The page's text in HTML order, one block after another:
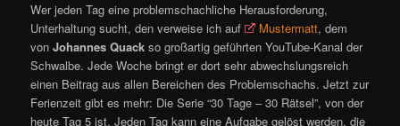
Wer jeden Tag eine problemschachliche Herausforderung,
Unterhaltung sucht, den verweise ich auf
Mustermatt, dem
vonJohannes Quack so großartig geführten YouTube-Kanal der
Schwalbe. Jede Woche bringt er dort sehr abwechslungsreich
einen Beitrag aus allen Bereichen des Problemschachs. Jetzt zur
Ferienzeit gibt es mehr: Die Serie “30 Tage – 30 Rätsel”, von der
heute Tag 5 ist. Jeden Tag kann eine Aufgabe gelöst werden, die